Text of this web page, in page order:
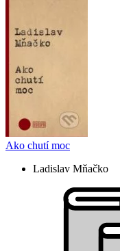
Ako chutí moc
Ladislav Mňačko